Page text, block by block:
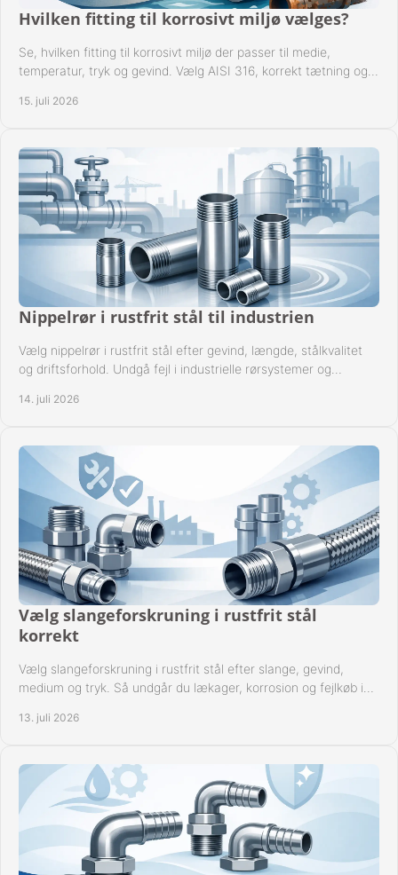
Hvilken fitting til korrosivt miljø vælges?
Se, hvilken fitting til korrosivt miljø der passer til medie,
temperatur, tryk og gevind. Vælg AISI 316, korrekt tætning og
15. juli 2026
Nippelrør i rustfrit stål til industrien
Vælg nippelrør i rustfrit stål efter gevind, længde, stålkvalitet
og driftsforhold. Undgå fejl i industrielle rørsystemer og
14. juli 2026
Vælg slangeforskruning i rustfrit stål
korrekt
Vælg slangeforskruning i rustfrit stål efter slange, gevind,
medium og tryk. Så undgår du lækager, korrosion og fejlkøb i
13. juli 2026